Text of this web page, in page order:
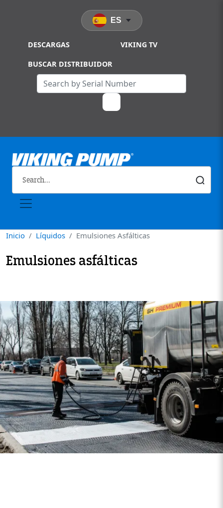
DESCARGAS VIKING TV
BUSCAR DISTRIBUIDOR
ES
Inicio Líquidos Emulsiones Asfálticas
Emulsiones asfálticas